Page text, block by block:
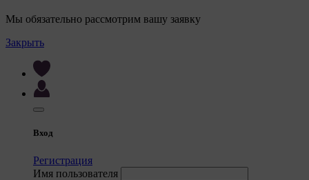
Мы обязательно рассмотрим вашу заявку
Закрыть
Вход
Регистрация
Имя пользователя